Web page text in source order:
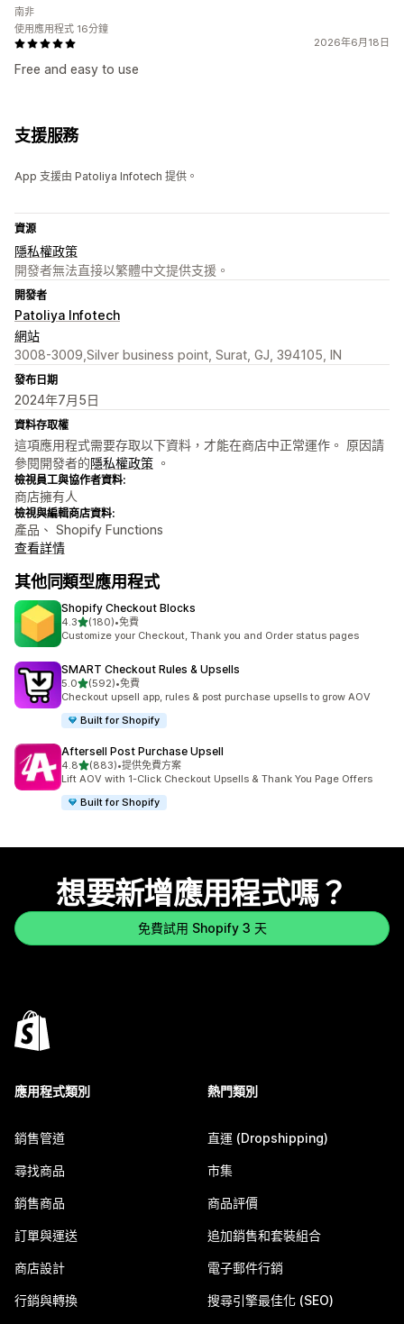
2026年6月18日
Free and easy to use
南非
使用應用程式 16分鐘
支援服務
App 支援由 Patoliya Infotech 提供。
資源
隱私權政策
開發者無法直接以繁體中文提供支援。
開發者
Patoliya Infotech
網站
3008-3009,Silver business point, Surat, GJ, 394105, IN
發布日期
2024年7月5日
資料存取權
這項應用程式需要存取以下資料，才能在商店中正常運作。 原因請
參閱開發者的隱私權政策 。
檢視員工與協作者資料:
商店擁有人
檢視與編輯商店資料:
產品、 Shopify Functions
查看詳情
其他同類型應用程式
Shopify Checkout Blocks
4.3滿分 5 顆星
(180)
共有 180 則評價
•免費
Customize your Checkout, Thank you and Order status pages
SMART Checkout Rules & Upsells
5.0滿分 5 顆星
(592)
共有 592 則評價
•免費
Checkout upsell app, rules & post purchase upsells to grow AOV
Built for Shopify
Aftersell Post Purchase Upsell
4.8滿分 5 顆星
(883)
共有 883 則評價
•提供免費方案
Lift AOV with 1-Click Checkout Upsells & Thank You Page Offers
Built for Shopify
想要新增應用程式嗎？
免費試用 Shopify 3 天
應用程式類別
銷售管道
尋找商品
銷售商品
訂單與運送
商店設計
行銷與轉換
熱門類別
直運 (Dropshipping)
市集
商品評價
追加銷售和套裝組合
電子郵件行銷
搜尋引擎最佳化 (SEO)